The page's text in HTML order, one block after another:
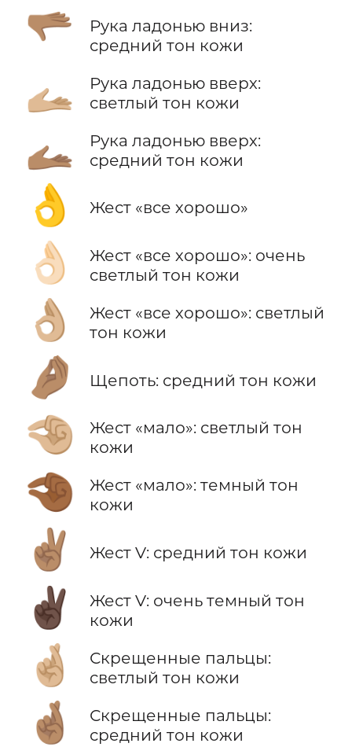
🫳🏽
Рука ладонью вниз:
средний тон кожи
🫴🏼
Рука ладонью вверх:
светлый тон кожи
🫴🏽
Рука ладонью вверх:
средний тон кожи
👌 Жест «все хорошо»
👌🏻
Жест «все хорошо»: очень
светлый тон кожи
👌🏼
Жест «все хорошо»: светлый
тон кожи
🤌🏽 Щепоть: средний тон кожи
🤏🏼
Жест «мало»: светлый тон
кожи
🤏🏾
Жест «мало»: темный тон
кожи
✌🏽 Жест V: средний тон кожи
✌🏿
Жест V: очень темный тон
кожи
🤞🏼
Скрещенные пальцы:
светлый тон кожи
🤞🏽
Скрещенные пальцы:
средний тон кожи